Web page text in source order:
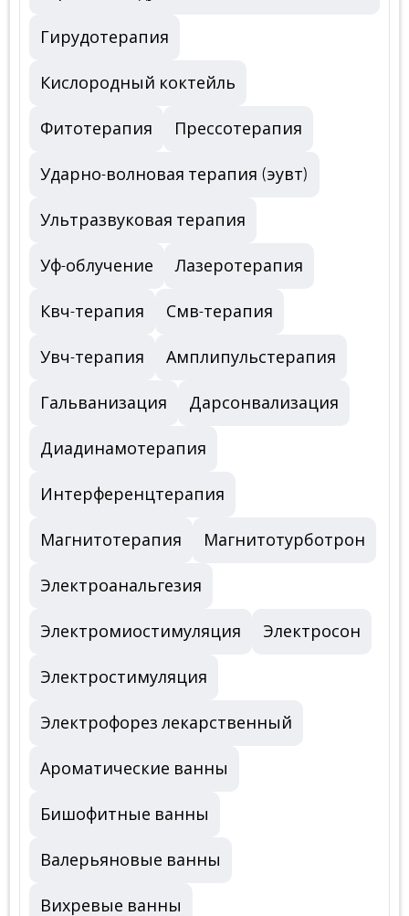
Гирудотерапия
Кислородный коктейль
Фитотерапия Прессотерапия
Ударно-волновая терапия (эувт)
Ультразвуковая терапия
Уф-облучение Лазеротерапия
Квч-терапия Смв-терапия
Увч-терапия Амплипульстерапия
Гальванизация Дарсонвализация
Диадинамотерапия
Интерференцтерапия
Магнитотерапия Магнитотурботрон
Электроанальгезия
Электромиостимуляция Электросон
Электростимуляция
Электрофорез лекарственный
Ароматические ванны
Бишофитные ванны
Валерьяновые ванны
Вихревые ванны